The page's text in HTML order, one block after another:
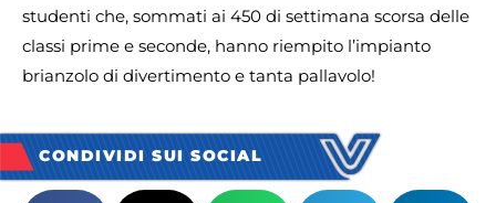
studenti che, sommati ai 450 di settimana scorsa delle
classi prime e seconde, hanno riempito l’impianto
brianzolo di divertimento e tanta pallavolo!
CONDIVIDI SUI SOCIAL